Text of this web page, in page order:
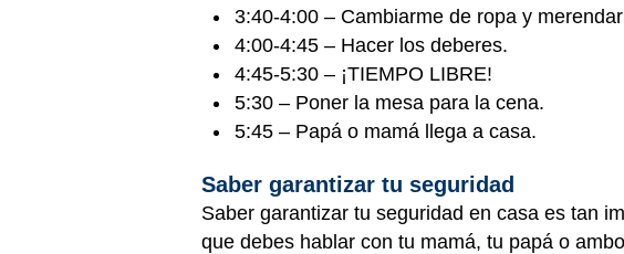
3:40-4:00 – Cambiarme de ropa y
4:00-4:45 – Hacer los deberes.
4:45-5:30 – ¡TIEMPO LIBRE!
5:30 – Poner la mesa para la cena.
5:45 – Papá o mamá llega a casa.
Saber garantizar tu seguridad
Saber garantizar tu seguridad en casa es tan
que debes hablar con tu mamá, tu papá o